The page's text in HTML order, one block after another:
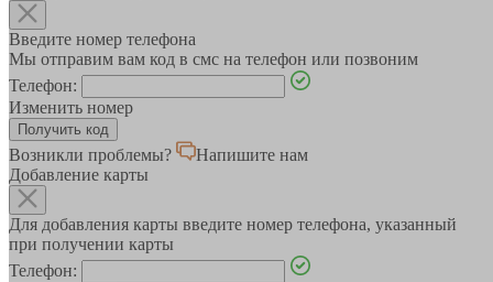
Введите номер телефона
Мы отправим вам код в смс на телефон или позвоним
Телефон:
Изменить номер
Возникли проблемы?
Напишите нам
Добавление карты
Для добавления карты введите номер телефона, указанный
при получении карты
Телефон: